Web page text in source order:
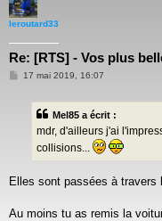
leroutard33
Re: [RTS] - Vos plus
Message
17 mai 2019, 16:07
Mel85 a écrit :
mdr, d'ailleurs j'ai
collisions...
Elles sont passées à travers
Au moins tu as remis la